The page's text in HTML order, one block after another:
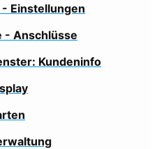
Einstellungen
- Anschlüsse
Kundeninfo